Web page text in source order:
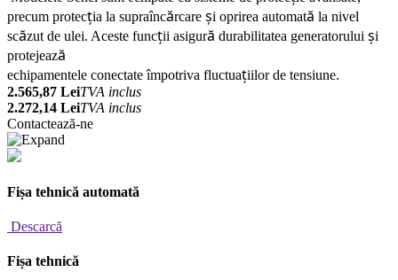
precum protecția la supraîncărcare și oprirea automată la nivel
scăzut de ulei. Aceste funcții asigură durabilitatea generatorului și
protejează
echipamentele conectateîmpotriva fluctuațiilor de tensiune.
2.565,87 LeiTVA inclus
2.272,14 LeiTVA inclus
Contactează-ne
Fișa tehnică automată
Descarcă
Fișa tehnică